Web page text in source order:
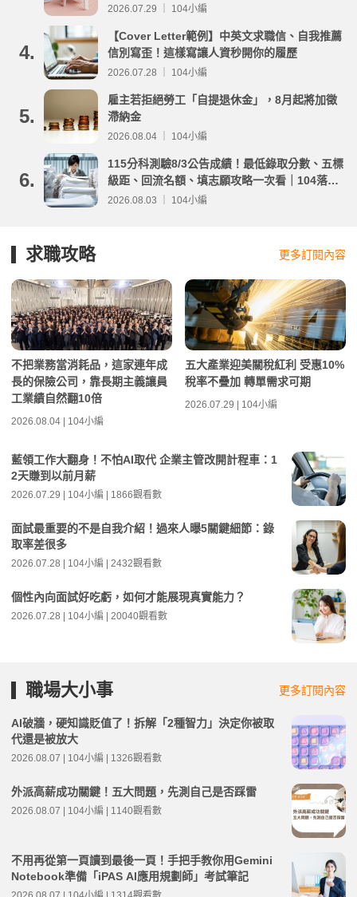
2026.07.29 ｜ 104小編
4.
【Cover Letter範例】中英文求職信、自我推薦
信別寫歪！這樣寫讓人資秒開你的履歷
2026.07.28 ｜ 104小編
5.
雇主若拒絕勞工「自提退休金」，8月起將加徵
滯納金
2026.08.04 ｜ 104小編
6.
115分科測驗8/3公告成績！最低錄取分數、五標
級距、回流名額、填志願攻略一次看｜104落點
分析
2026.08.03 ｜ 104小編
求職攻略 更多訂閱內容
不把業務當消耗品，這家連年成
長的保險公司，靠長期主義讓員
工業績自然翻10倍
2026.08.04 | 104小編
五大產業迎美關稅紅利 受惠10%
稅率不疊加 轉單需求可期
2026.07.29 | 104小編
藍領工作大翻身！不怕AI取代 企業主管改開計程車：1
2天賺到以前月薪
2026.07.29 | 104小編 | 1866觀看數
面試最重要的不是自我介紹！過來人曝5關鍵細節：錄
取率差很多
2026.07.28 | 104小編 | 2432觀看數
個性內向面試好吃虧，如何才能展現真實能力？
2026.07.28 | 104小編 | 20040觀看數
職場大小事 更多訂閱內容
AI破牆，硬知識貶值了！拆解「2種智力」決定你被取
代還是被放大
2026.08.07 | 104小編 | 1326觀看數
外派高薪成功關鍵！五大問題，先測自己是否踩雷
2026.08.07 | 104小編 | 1140觀看數
不用再從第一頁讀到最後一頁！手把手教你用Gemini
Notebook準備「iPAS AI應用規劃師」考試筆記